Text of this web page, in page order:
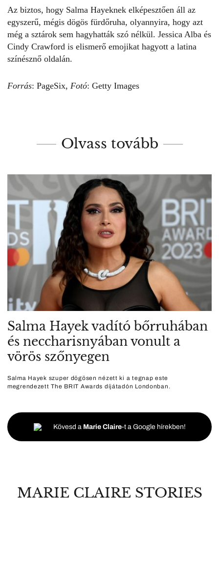
Az biztos, hogy Salma Hayeknek elképesztően áll az
egyszerű, mégis dögös fürdőruha, olyannyira, hogy azt
még a sztárok sem hagyhatták szó nélkül. Jessica Alba és
Cindy Crawford is elismerő emojikat hagyott a latina
színésznő oldalán.
Forrás: PageSix, Fotó: Getty Images
Olvass tovább
Salma Hayek vadító bőrruhában
és neccharisnyában vonult a
vörös szőnyegen
Salma Hayek szuper dögösen nézett ki a tegnap este
megrendezett The BRIT Awards díjátadón Londonban.
Kövesd a Marie Claire-t a Google hírekben!
MARIE CLAIRE STORIES